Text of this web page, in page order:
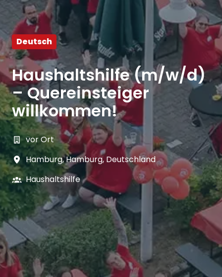
Deutsch
Haushaltshilfe (m/w/d)
– Quereinsteiger
willkommen!
vor Ort
Hamburg,Hamburg, Deutschland
Haushaltshilfe